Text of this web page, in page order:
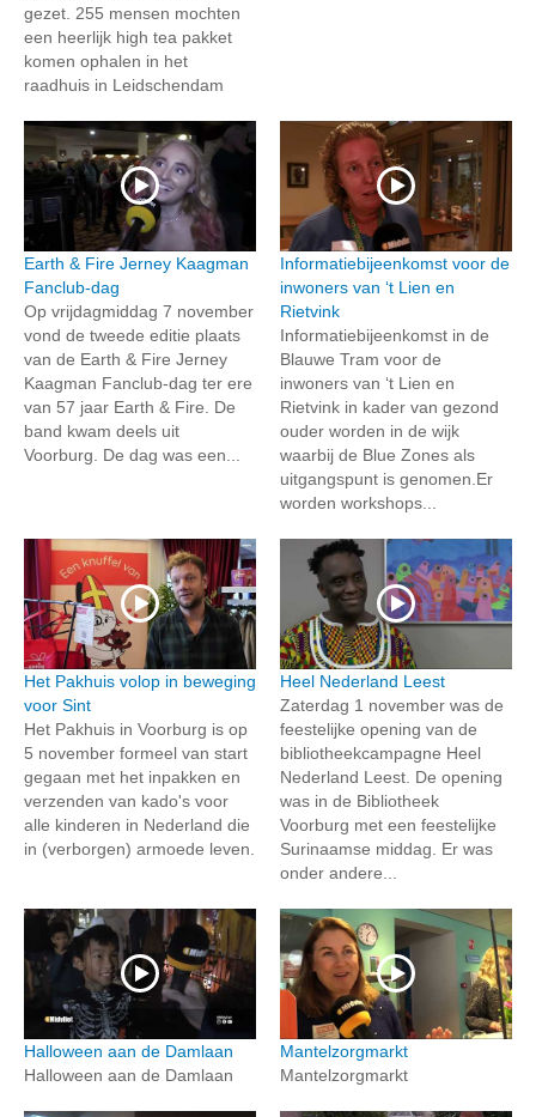
gezet. 255 mensen mochten
een heerlijk high tea pakket
komen ophalen in het
raadhuis in Leidschendam
Earth & Fire Jerney Kaagman
Fanclub-dag
Op vrijdagmiddag 7 november
vond de tweede editie plaats
van de Earth & Fire Jerney
Kaagman Fanclub-dag ter ere
van 57 jaar Earth & Fire. De
band kwam deels uit
Voorburg. De dag was een...
Informatiebijeenkomst voor de
inwoners van ‘t Lien en
Rietvink
Informatiebijeenkomst in de
Blauwe Tram voor de
inwoners van ‘t Lien en
Rietvink in kader van gezond
ouder worden in de wijk
waarbij de Blue Zones als
uitgangspunt is genomen.Er
worden workshops...
Het Pakhuis volop in beweging
voor Sint
Het Pakhuis in Voorburg is op
5 november formeel van start
gegaan met het inpakken en
verzenden van kado's voor
alle kinderen in Nederland die
in (verborgen) armoede leven.
Heel Nederland Leest
Zaterdag 1 november was de
feestelijke opening van de
bibliotheekcampagne Heel
Nederland Leest. De opening
was in de Bibliotheek
Voorburg met een feestelijke
Surinaamse middag. Er was
onder andere...
Halloween aan de Damlaan
Halloween aan de Damlaan
Mantelzorgmarkt
Mantelzorgmarkt